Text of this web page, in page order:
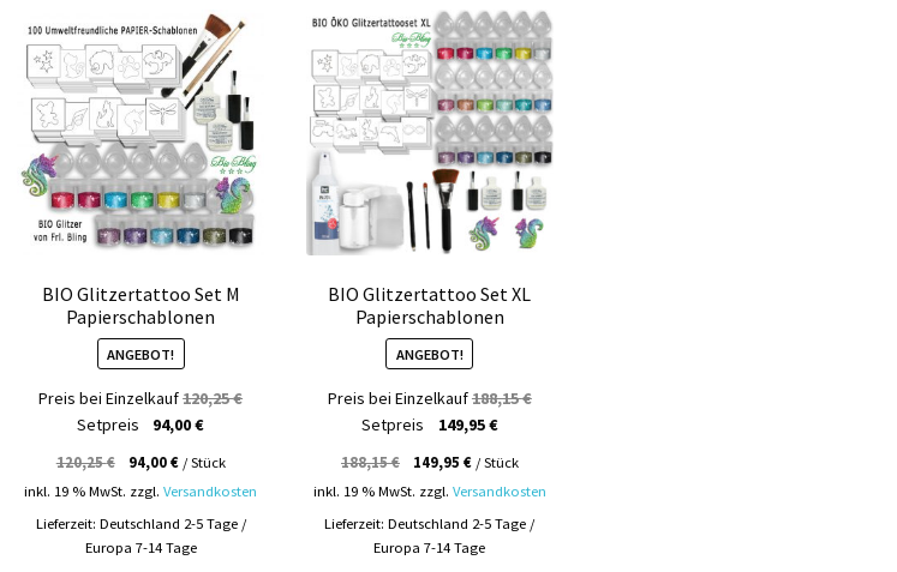
BIO Glitzertattoo Set M
Papierschablonen
ANGEBOT!
Preis bei Einzelkauf120,25€Ursprünglicher
Setpreis 94,00€Aktueller
94,00 €.
120,25€ 94,00 €/Stück
inkl. 19 % MwSt. zzgl.Versandkosten
Lieferzeit: Deutschland 2-5 Tage /
Europa 7-14 Tage
BIO Glitzertattoo Set XL
Papierschablonen
ANGEBOT!
Preis bei Einzelkauf188,15€Ursprünglicher
Setpreis 149,95€Aktueller
149,95 €.
188,15€ 149,95 €/Stück
inkl. 19 % MwSt. zzgl. Versandkosten
Lieferzeit:Deutschland 2-5 Tage /
Europa 7-14 Tage